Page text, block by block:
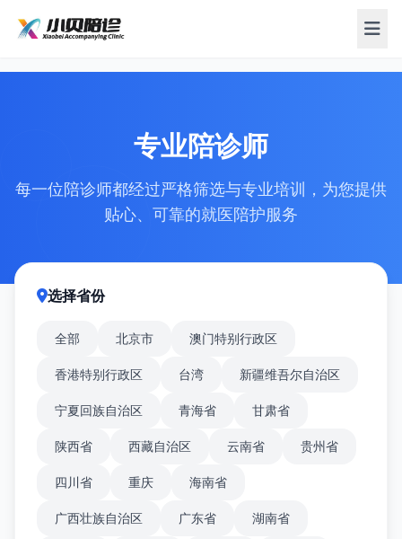
专业陪诊师
每一位陪诊师都经过严格筛选与专业培训，为您提供
贴心、可靠的就医陪护服务
选择省份
全部 北京市 澳门特别行政区
香港特别行政区 台湾 新疆维吾尔自治区
宁夏回族自治区 青海省 甘肃省
陕西省 西藏自治区 云南省 贵州省
四川省 重庆 海南省
广西壮族自治区 广东省 湖南省